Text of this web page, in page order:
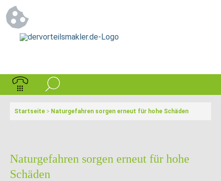
Startseite > Naturgefahren sorgen erneut für hohe Schäden
Naturgefahren sorgen erneut für hohe
Schäden